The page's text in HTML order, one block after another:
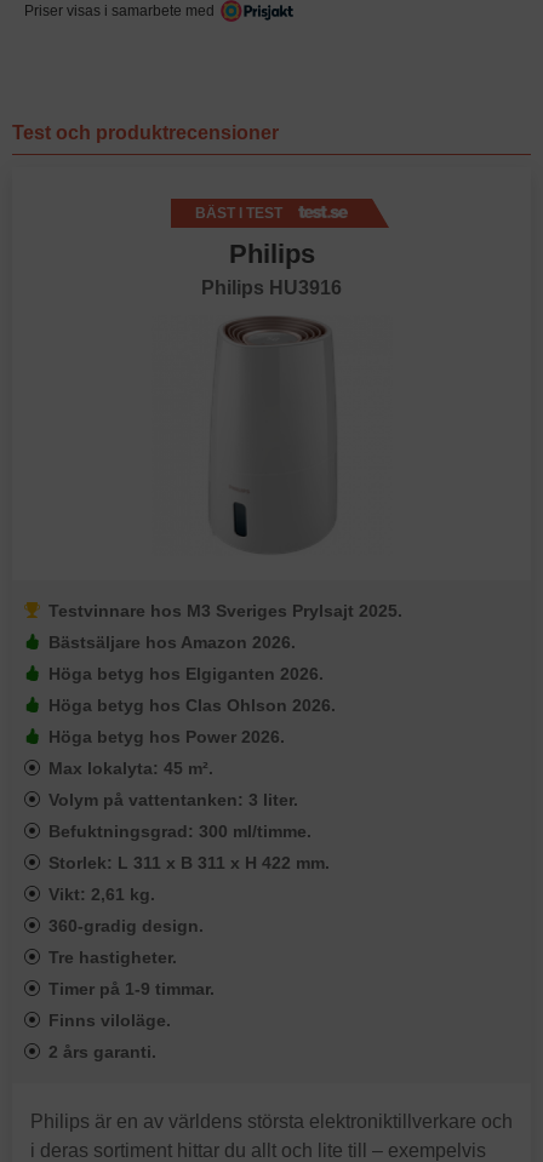
Priser visas i samarbete med
Test och produktrecensioner
BÄST I TEST
Philips
Philips HU3916
Testvinnare hos M3 Sveriges Prylsajt 2025.
Bästsäljare hos Amazon 2026.
Höga betyg hos Elgiganten 2026.
Höga betyg hos Clas Ohlson 2026.
Höga betyg hos Power 2026.
Max lokalyta: 45 m².
Volym på vattentanken: 3 liter.
Befuktningsgrad: 300 ml/timme.
Storlek: L 311 x B 311 x H 422 mm.
Vikt: 2,61 kg.
360-gradig design.
Tre hastigheter.
Timer på 1-9 timmar.
Finns viloläge.
2 års garanti.
Philips är en av världens största elektroniktillverkare och
i deras sortiment hittar du allt och lite till – exempelvis